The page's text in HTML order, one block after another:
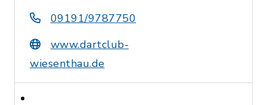
09191/9787750
www.dartclub-
wiesenthau.de